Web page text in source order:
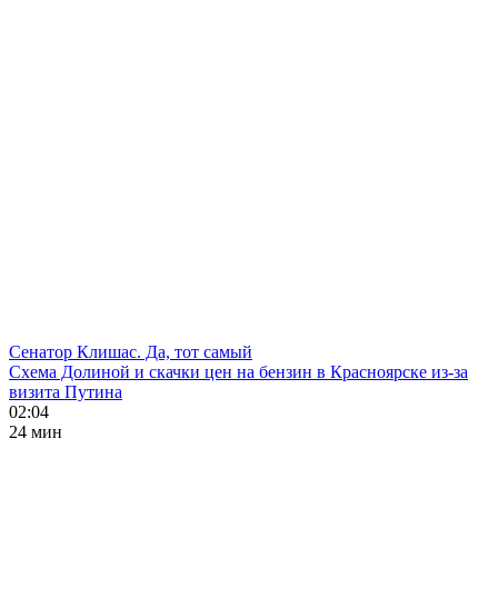
Сенатор Клишас. Да, тот самый
Схема Долиной и скачки цен на бензин в Красноярске из-за
визита Путина
02:04
24 мин